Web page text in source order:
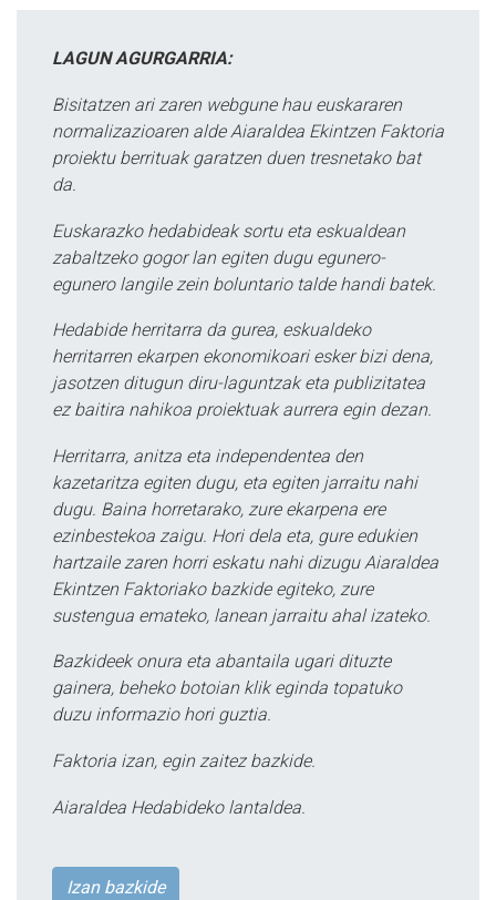
LAGUN AGURGARRIA:
Bisitatzen ari zaren webgune hau euskararen
normalizazioaren alde Aiaraldea Ekintzen Faktoria
proiektu berrituak garatzen duen tresnetako bat
da.
Euskarazko hedabideak sortu eta eskualdean
zabaltzeko gogor lan egiten dugu egunero-
egunero langile zein boluntario talde handi batek.
Hedabide herritarra da gurea, eskualdeko
herritarren ekarpen ekonomikoari esker bizi dena,
jasotzen ditugun diru-laguntzak eta publizitatea
ez baitira nahikoa proiektuak aurrera egin dezan.
Herritarra, anitza eta independentea den
kazetaritza egiten dugu, eta egiten jarraitu nahi
dugu. Baina horretarako, zure ekarpena ere
ezinbestekoa zaigu. Hori dela eta, gure edukien
hartzaile zaren horri eskatu nahi dizugu Aiaraldea
Ekintzen Faktoriako bazkide egiteko, zure
sustengua emateko, lanean jarraitu ahal izateko.
Bazkideek onura eta abantaila ugari dituzte
gainera, beheko botoian klik eginda topatuko
duzu informazio hori guztia.
Faktoria izan, egin zaitez bazkide.
Aiaraldea Hedabideko lantaldea.
Izan bazkide